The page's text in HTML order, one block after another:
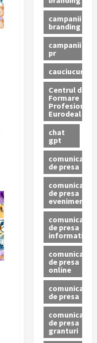
campanii
branding
campanii
pr
cauciucuri
Centrul de
Formare
Profesionala
Eurodeal
chat
gpt
comunicat
de presa
comunicat
de presa
eveniment
comunicat
de presa
informativ
comunicat
de presa
online
comunicate
de presa
comunicate
de presa
granturi